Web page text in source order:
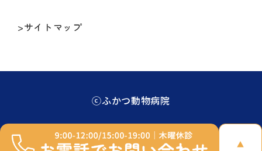
>サイトマップ
ⓒふかつ動物病院